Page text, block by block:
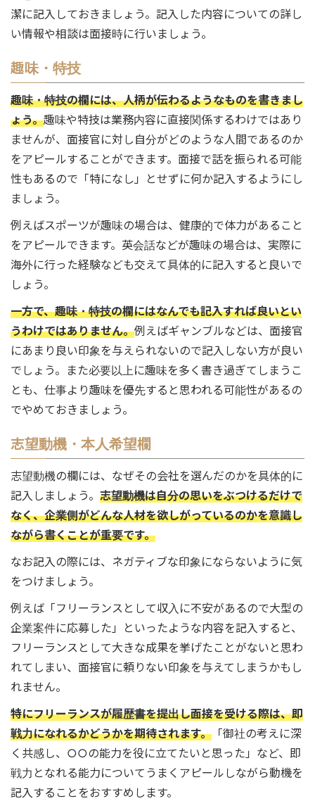
潔に記入しておきましょう。記入した内容についての詳し
い情報や相談は面接時に行いましょう。
趣味・特技
趣味・特技の欄には、人柄が伝わるようなものを書きまし
ょう。趣味や特技は業務内容に直接関係するわけではあり
ませんが、面接官に対し自分がどのような人間であるのか
をアピールすることができます。面接で話を振られる可能
性もあるので「特になし」とせずに何か記入するようにし
ましょう。
例えばスポーツが趣味の場合は、健康的で体力があること
をアピールできます。英会話などが趣味の場合は、実際に
海外に行った経験なども交えて具体的に記入すると良いで
しょう。
一方で、趣味・特技の欄にはなんでも記入すれば良いとい
うわけではありません。例えばギャンブルなどは、面接官
にあまり良い印象を与えられないので記入しない方が良い
でしょう。また必要以上に趣味を多く書き過ぎてしまうこ
とも、仕事より趣味を優先すると思われる可能性があるの
でやめておきましょう。
志望動機・本人希望欄
志望動機の欄には、なぜその会社を選んだのかを具体的に
記入しましょう。 志望動機は自分の思いをぶつけるだけで
なく、企業側がどんな人材を欲しがっているのかを意識し
ながら書くことが重要です。
なお記入の際には、ネガティブな印象にならないように気
をつけましょう。
例えば「フリーランスとして収入に不安があるので大型の
企業案件に応募した」といったような内容を記入すると、
フリーランスとして大きな成果を挙げたことがないと思わ
れてしまい、面接官に頼りない印象を与えてしまうかもし
れません。
特にフリーランスが履歴書を提出し面接を受ける際は、即
戦力になれるかどうかを期待されます。 「御社の考えに深
く共感し、○○の能力を役に立てたいと思った」など、即
戦力となれる能力についてうまくアピールしながら動機を
記入することをおすすめします。